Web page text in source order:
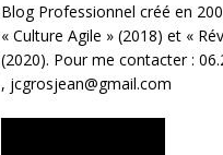
Blog Professionnel créé en
« Culture Agile » (2018) et «
(2020). Pour me contacter :
, jcgrosjean@gmail.com